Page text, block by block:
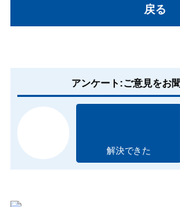
戻る
アンケート:ご意見をお
解決できた